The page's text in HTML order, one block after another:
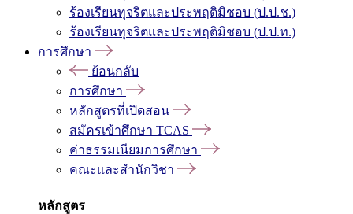
ร้องเรียนทุจริตและประพฤติมิชอบ (ป.ป.ช.)
ร้องเรียนทุจริตและประพฤติมิชอบ (ป.ป.ท.)
การศึกษา
ย้อนกลับ
การศึกษา
หลักสูตรที่เปิดสอน
สมัครเข้าศึกษา TCAS
ค่าธรรมเนียมการศึกษา
คณะและสำนักวิชา
หลักสูตร